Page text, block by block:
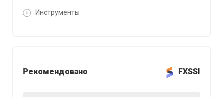
Инструменты
Рекомендовано FXSSI